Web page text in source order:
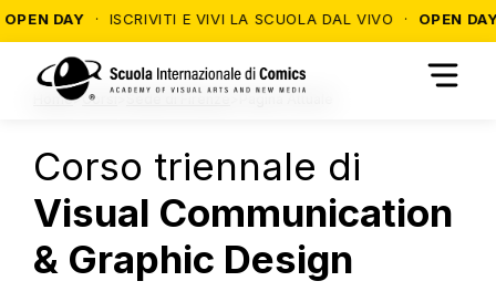
DAY· ISCRIVITI E VIVI LA SCUOLA DAL VIVO ·OPEN DAY·
Home>Corsi
Corso triennale di
Visual Communication
& Graphic Design